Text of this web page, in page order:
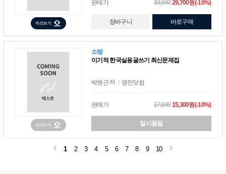
판매가 33,00029,700원(-10%)
장바구니 바로구매
소방
이기적 한국실용글쓰기 최신문제집
박원근 저 영진닷컴
판매가 17,00015,300원(-10%)
일시품절
1 2 3 4 5 6 7 8 9 10